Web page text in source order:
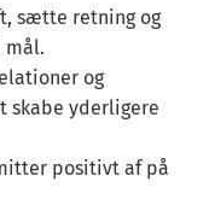
sætte retning og
mål.
og
skabe yderligere
positivt af på